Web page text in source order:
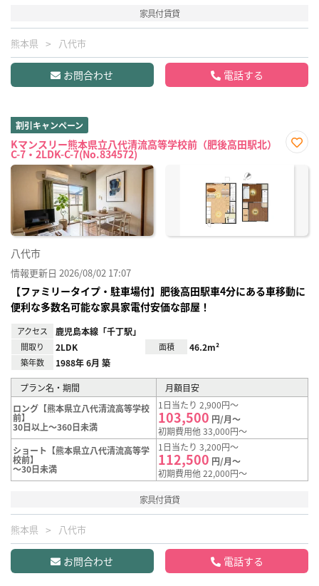
家具付賃貸
熊本県 八代市
お問合わせ 電話する
割引キャンペーン
Kマンスリー熊本県立八代清流高等学校前（肥後高田駅北）
C-7・2LDK-C-7(No.834572)
に入
八代市
情報更新日 2026/08/02 17:07
【ファミリータイプ・駐車場付】肥後高田駅車4分にある車移動に
便利な多数名可能な家具家電付安価な部屋！
アクセス 鹿児島本線「千丁駅」
間取り 2LDK 面積 46.2m²
築年数 1988年 6月 築
プラン名・期間
月額目安
ロング【熊本県立八代清流高等学校
前】
30日以上～360日未満
1日当たり 2,900円～
103,500 円/月～
初期費用他 33,000円～
ショート【熊本県立八代清流高等学
校前】
～30日未満
1日当たり 3,200円～
112,500 円/月～
初期費用他 22,000円～
家具付賃貸
熊本県 八代市
お問合わせ 電話する